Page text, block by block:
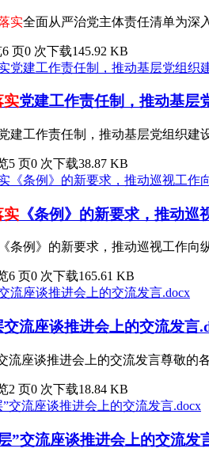
实全面从严治党主体责任清单为深
6 页0 次下载145.92 KB
实党建工作责任制，推动基层
建工作责任制，推动基层党组织建
5 页0 次下载38.87 KB
实 《条例》的新要求，推动巡
《条例》的新要求，推动巡视工作
6 页0 次下载165.61 KB
交流座谈推进会上的交流发言
流座谈推进会上的交流发言尊敬的
2 页0 次下载18.84 KB
”交流座谈推进会上的交流发